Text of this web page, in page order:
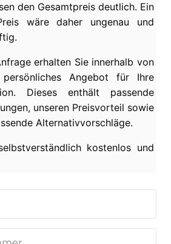
den Gesamtpreis deutlich. Ein
wäre daher ungenau und
erhalten Sie innerhalb von
Angebot für Ihre
Dieses enthält passende
unseren Preisvorteil sowie
Alternativvorschläge.
kostenlos und